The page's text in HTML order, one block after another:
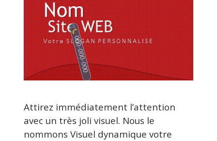
Attirez immédiatement l’attention
avec un très joli visuel. Nous le
nommons Visuel dynamique votre